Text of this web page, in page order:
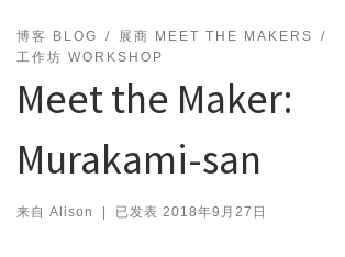
博客 BLOG
展商 MEET THE MAKERS
工作坊 WORKSHOP
Meet the Maker:
Murakami-san
来自 Alison 已发表 2018年9月27日